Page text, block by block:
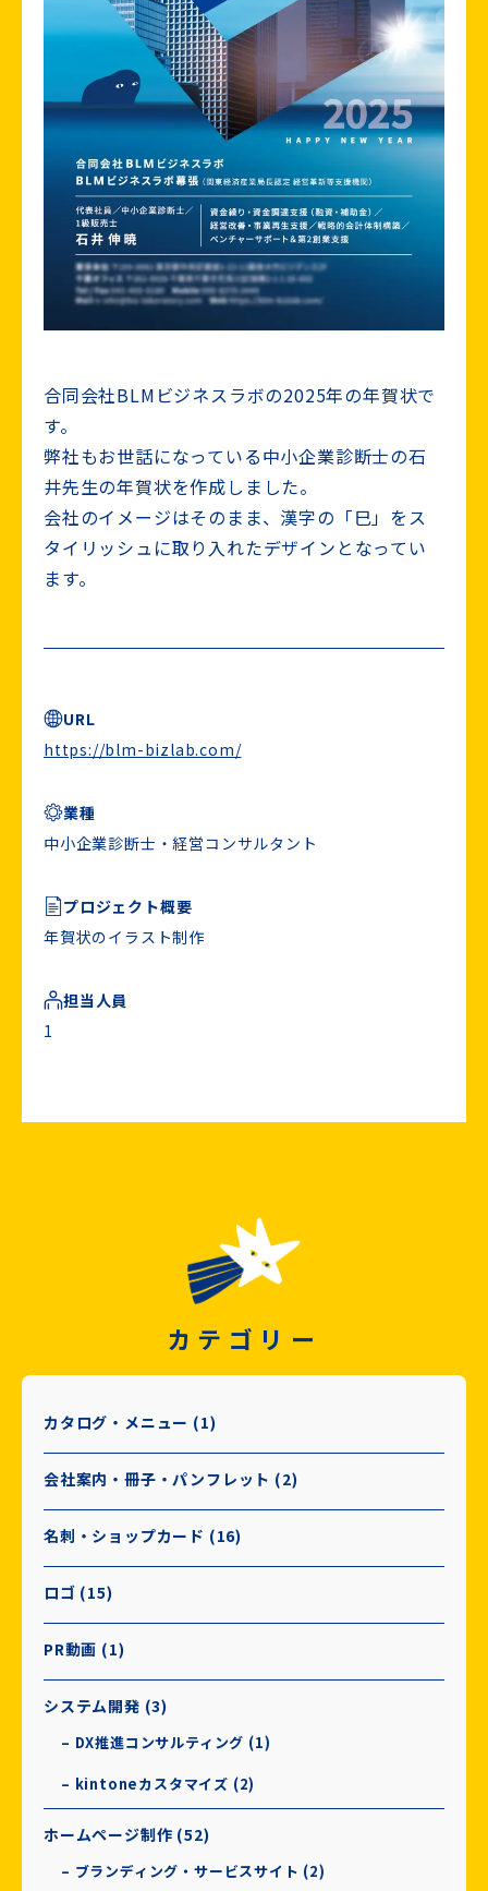
合同会社BLMビジネスラボの2025年の年賀状で
す。
弊社もお世話になっている中小企業診断士の石
井先生の年賀状を作成しました。
会社のイメージはそのまま、漢字の「巳」をス
タイリッシュに取り入れたデザインとなってい
ます。
URL
https://blm-bizlab.com/
業種
中小企業診断士・経営コンサルタント
プロジェクト概要
年賀状のイラスト制作
担当人員
1
カテゴリー
カタログ・メニュー (1)
会社案内・冊子・パンフレット (2)
名刺・ショップカード (16)
ロゴ (15)
PR動画 (1)
システム開発 (3)
– DX推進コンサルティング (1)
– kintoneカスタマイズ (2)
ホームページ制作 (52)
– ブランディング・サービスサイト (2)